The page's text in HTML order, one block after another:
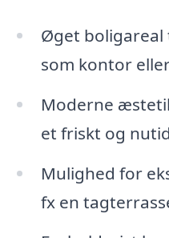
Øget boligareal
som kontor
Moderne
et friskt og
Mulighed for
fx en